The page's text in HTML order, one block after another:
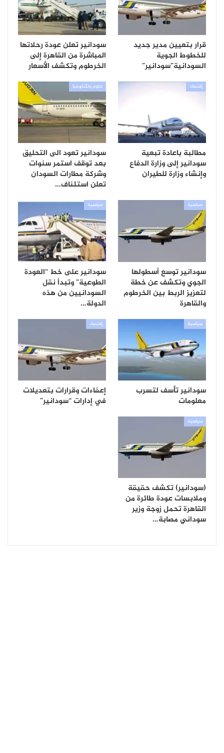
قرار بتعيين مدير جديد
للخطوط الجوية
السودانية”سودانير”
سودانير تعلن عودة رحلاتها
المباشرة من القاهرة إلى
الخرطوم وتكشف الأسعار
إقتصاد
مطالبة باعادة تبعية
سودانير إلى وزارة الدفاع
وإنشاء وزارة للطيران
علوم وتكنلوجيا
سودانير تعود الى التحليق
بعد توقف استمر سنوات
وشركة مطارات السودان
تعلن استئناف…
سياسية
سودانير توسع أسطولها
الجوي وتكشف عن خطة
لتعزيز الربط بين الخرطوم
والقاهرة
سياسية
سودانير على خط “العودة
الطوعية” وتبدأ نقل
السودانيين من هذه
الدولة…
سياسية
سودانير تأسف لتسرب
معلومات
إقتصاد
إعفاءات وقرارات بتعديلات
في إدارات “سودانير”
سياسية
(سودانير) تكشف حقيقة
وملابسات عودة طائرة من
القاهرة تحمل زوجة وزير
سوداني مصابة…